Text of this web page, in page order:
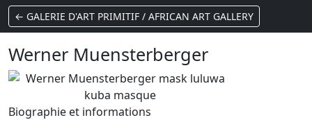
← GALERIE D'ART PRIMITIF / AFRICAN ART GALLERY
Werner Muensterberger
Biographie et informations